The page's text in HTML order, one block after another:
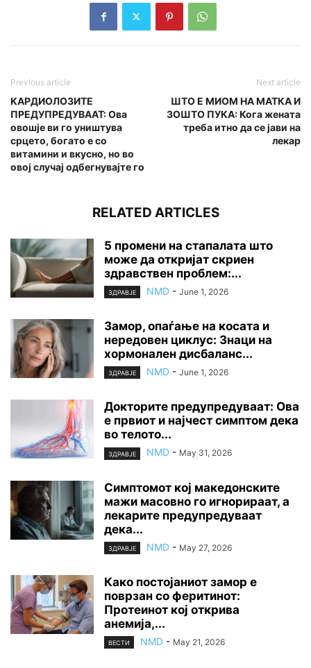
Previous article
KAPДИОЛОЗИТЕ
ПPEДУПРЕДУВААТ: Ова
овошје ви го yништува
сpцето, богато е со
витамини и вкусно, но во
овој случај одбегнувајте го
Next article
ШТО Е МИОМ НА МАТКА И
ЗОШТО ПУКА: Кога жената
треба итно да се јави на
лекар
RELATED ARTICLES
5 промени на стапалата што
може да откријат скриен
здравствен проблем:...
ЗДРАВЈЕ NMD - June 1, 2026
Замор, опаѓање на косата и
нередовен циклус: Знаци на
хормонален дисбаланс...
ЗДРАВЈЕ NMD - June 1, 2026
Докторите предупредуваат: Ова
е првиот и најчест симптом дека
во телото...
ЗДРАВЈЕ NMD - May 31, 2026
Симптомот кој македонските
мажи масовно го игнорираат, а
лекарите предупредуваат
дека...
ЗДРАВЈЕ NMD - May 27, 2026
Како постојаниот замор е
поврзан со феритинот:
Протеинот кој открива
анемија,...
ВЕСТИ NMD - May 21, 2026